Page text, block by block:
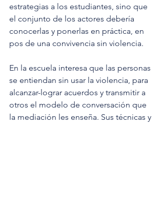
estrategias a los estudiantes, sino que
el conjunto de los actores debería
conocerlas y ponerlas en práctica, en
pos de una convivencia sin violencia.
En la escuela interesa que las personas
se entiendan sin usar la violencia, para
alcanzar-lograr acuerdos y transmitir a
otros el modelo de conversación que
la mediación les enseña. Sus técnicas y